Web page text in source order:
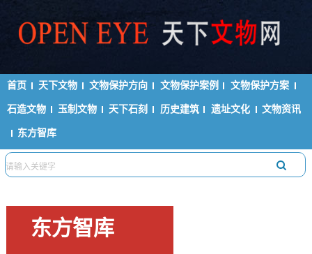
首页 天下文物 文物保护方向 文物保护案例 文物保护方案
石造文物 玉制文物 天下石刻 历史建筑 遗址文化 文物资讯
东方智库
东方智库